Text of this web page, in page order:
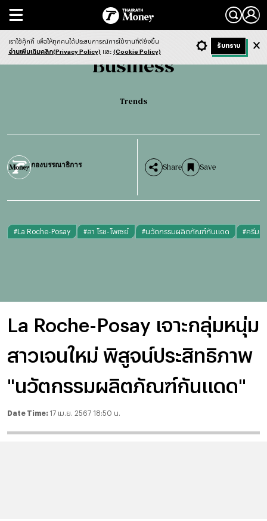
Search
Business Trends
Business
Trends
กองบรรณาธิการ Share Save
#La Roche-Posay #ลา โรช-โพเซย์ #นวัตกรรมผลิตภัณฑ์กันแดด #ครีมกั
La Roche-Posay เจาะกลุ่มหนุ่ม
สาวเจนใหม่ พิสูจน์ประสิทธิภาพ
"นวัตกรรมผลิตภัณฑ์กันแดด"
Date Time: 17 เม.ย. 2567 18:50 น.
- ก + ก Dark ฟังข่าว
เราใช้คุ้กกี้ เพื่อให้ทุกคนได้ประสบการณ์การใช้งานที่ดียิ่งขึ้น
อ่านเพิ่มเติมคลิก(Privacy Policy) และ (Cookie Policy)
รับทราบ